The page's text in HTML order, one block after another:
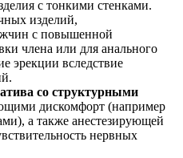
с тонкими стенками.
изделий,
с повышенной
члена или для анального
эрекции вследствие
со структурными
дискомфорт (например
а также анестезирующей
нервных